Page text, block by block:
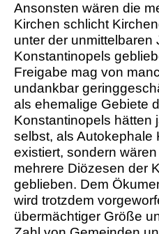
Ansonsten wären die
Kirchen schlicht
unter der unmittelbaren
Konstantinopels
Freigabe mag von
undankbar
als ehemalige Gebiete
Konstantinopels hätten
selbst, als Autokephale
existiert, sondern
mehrere Diözesen der
geblieben. Dem
wird trotzdem
übermächtiger Größe